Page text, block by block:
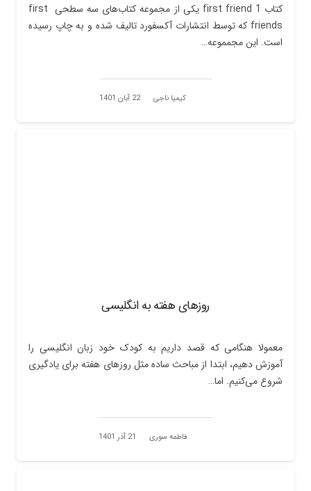
کتاب first friend 1 یکی از مجموعه کتاب‌های سه سطحی first
friends که توسط انتشارات آکسفورد تالیف شده و به چاپ رسیده
است. این مجمموعه…
کیمیا ناجی 22 آبان 1401
روزهای هفته به انگلیسی
معمولا هنگامی که قصد داریم به کودک خود زبان انگلیسی را
آموزش دهیم، ابتدا از مباحث ساده مثل روزهای هفته برای یادگیری
شروع می‌کنیم. اما…
فاطمه سوری 21 آذر 1401